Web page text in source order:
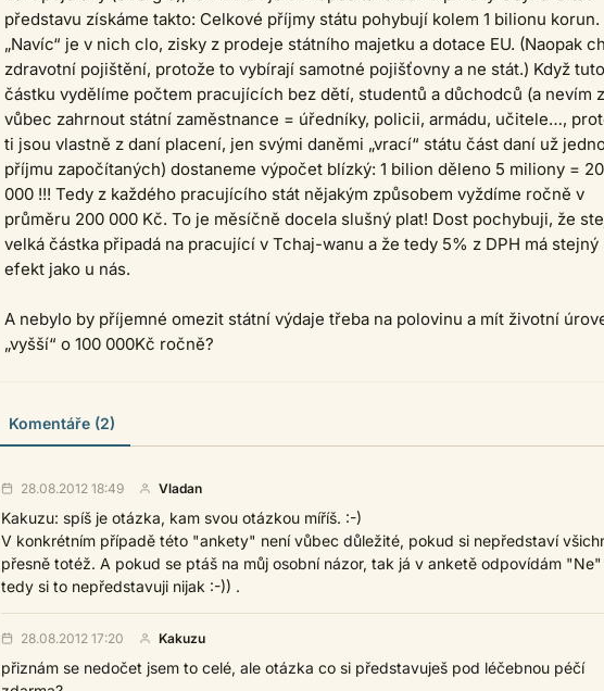
představu získáme takto: Celkové příjmy státu pohybují kolem 1 bilionu korun.
„Navíc“ je v nich clo, zisky z prodeje státního majetku a dotace EU. (Naopak
zdravotní pojištění, protože to vybírají samotné pojišťovny a ne stát.) Když tuto
částku vydělíme počtem pracujících bez dětí, studentů a důchodců (a nevím
vůbec zahrnout státní zaměstnance = úředníky, policii, armádu, učitele…,
ti jsou vlastně z daní placení, jen svými daněmi „vrací“ státu část daní už
příjmu započítaných) dostaneme výpočet blízký: 1 bilion děleno 5 miliony =
000 !!! Tedy z každého pracujícího stát nějakým způsobem vyždíme ročně v
průměru 200 000 Kč. To je měsíčně docela slušný plat! Dost pochybuji, že
velká částka připadá na pracující v Tchaj-wanu a že tedy 5% z DPH má stejný
efekt jako u nás.
A nebylo by příjemné omezit státní výdaje třeba na polovinu a mít životní
„vyšší“ o 100 000Kč ročně?
Komentáře (2)
28.08.2012 18:49 Vladan
Kakuzu: spíš je otázka, kam svou otázkou míříš. :-)
V konkrétním případě této "ankety" není vůbec důležité, pokud si nepředstaví
přesně totéž. A pokud se ptáš na můj osobní názor, tak já v anketě odpovídám
tedy si to nepředstavuji nijak :-)) .
28.08.2012 17:20 Kakuzu
přiznám se nedočet jsem to celé, ale otázka co si představuješ pod léčebnou péčí